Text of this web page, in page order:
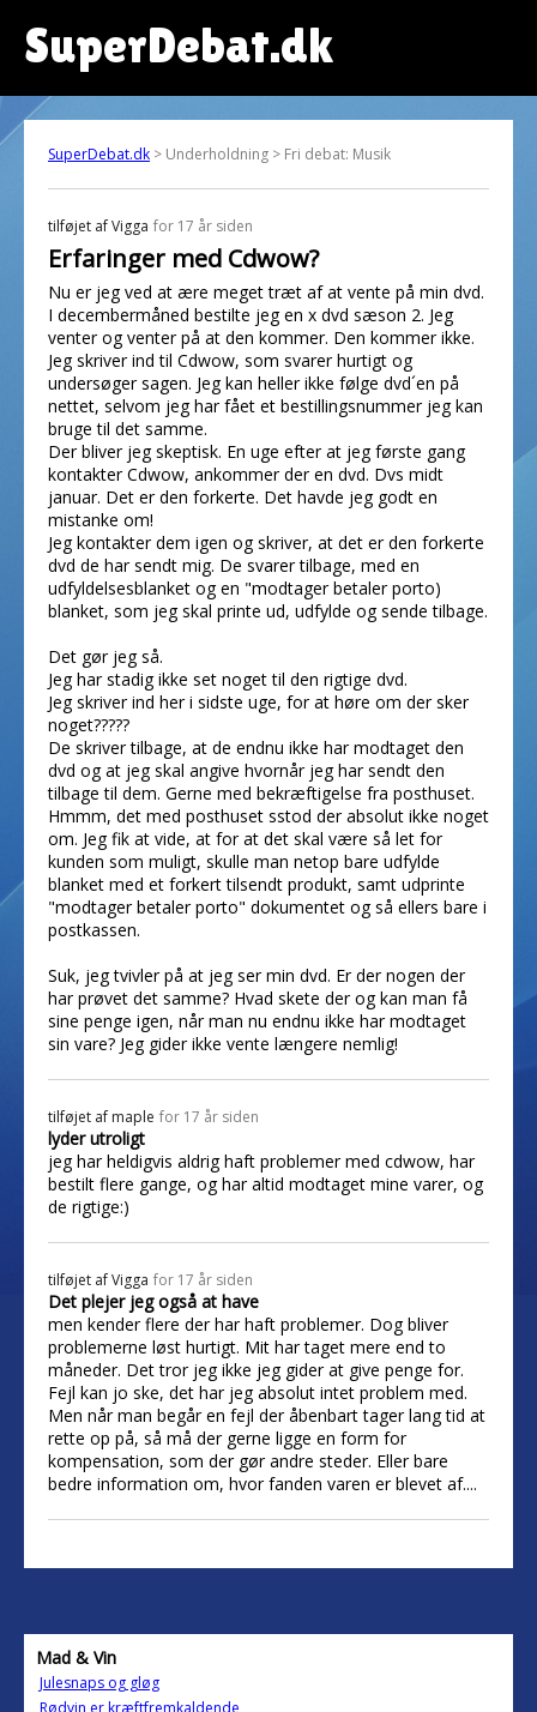
SuperDebat.dk
SuperDebat.dk > Underholdning > Fri debat: Musik
tilføjet afVigga for 17 år siden
Erfaringer med Cdwow?
Nu er jeg ved at ære meget træt af at vente på min dvd.
I decembermåned bestilte jeg en x dvd sæson 2. Jeg
venter og venter på at den kommer. Den kommer ikke.
Jeg skriver ind til Cdwow, som svarer hurtigt og
undersøger sagen. Jeg kan heller ikke følge dvd´en på
nettet, selvom jeg har fået et bestillingsnummer jeg kan
bruge til det samme.
Der bliver jeg skeptisk. En uge efter at jeg første gang
kontakter Cdwow, ankommer der en dvd. Dvs midt
januar. Det er den forkerte. Det havde jeg godt en
mistanke om!
Jeg kontakter dem igen og skriver, at det er den forkerte
dvd de har sendt mig. De svarer tilbage, med en
udfyldelsesblanket og en "modtager betaler porto)
blanket, som jeg skal printe ud, udfylde og sende tilbage.
Det gør jeg så.
Jeg har stadig ikke set noget til den rigtige dvd.
Jeg skriver ind her i sidste uge, for at høre om der sker
noget?????
De skriver tilbage, at de endnu ikke har modtaget den
dvd og at jeg skal angive hvornår jeg har sendt den
tilbage til dem. Gerne med bekræftigelse fra posthuset.
Hmmm, det med posthuset sstod der absolut ikke noget
om. Jeg fik at vide, at for at det skal være så let for
kunden som muligt, skulle man netop bare udfylde
blanket med et forkert tilsendt produkt, samt udprinte
"modtager betaler porto" dokumentet og så ellers bare i
postkassen.
Suk, jeg tvivler på at jeg ser min dvd. Er der nogen der
har prøvet det samme? Hvad skete der og kan man få
sine penge igen, når man nu endnu ikke har modtaget
sin vare? Jeg gider ikke vente længere nemlig!
tilføjet af maple for 17 år siden
lyder utroligt
jeg har heldigvis aldrig haft problemer med cdwow, har
bestilt flere gange, og har altid modtaget mine varer, og
de rigtige:)
tilføjet afVigga for 17 år siden
Det plejer jeg også at have
men kender flere der har haft problemer. Dog bliver
problemerne løst hurtigt. Mit har taget mere end to
måneder. Det tror jeg ikke jeg gider at give penge for.
Fejl kan jo ske, det har jeg absolut intet problem med.
Men når man begår en fejl der åbenbart tager lang tid at
rette op på, så må der gerne ligge en form for
kompensation, som der gør andre steder. Eller bare
bedre information om, hvor fanden varen er blevet af....
Mad & Vin
Julesnaps og gløg
Rødvin er kræftfremkaldende